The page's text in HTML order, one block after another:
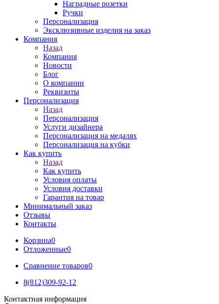
Наградные розетки
Ручки
Персонализация
Эксклюзивные изделия на заказ
Компания
Назад
Компания
Новости
Блог
О компании
Реквизиты
Персонализация
Назад
Персонализация
Услуги дизайнера
Персонализация на медалях
Персонализация на кубки
Как купить
Назад
Как купить
Условия оплаты
Условия доставки
Гарантия на товар
Минимальный заказ
Отзывы
Контакты
Корзина0
Отложенные0
Сравнение товаров0
8(812)309-92-12
Контактная информация